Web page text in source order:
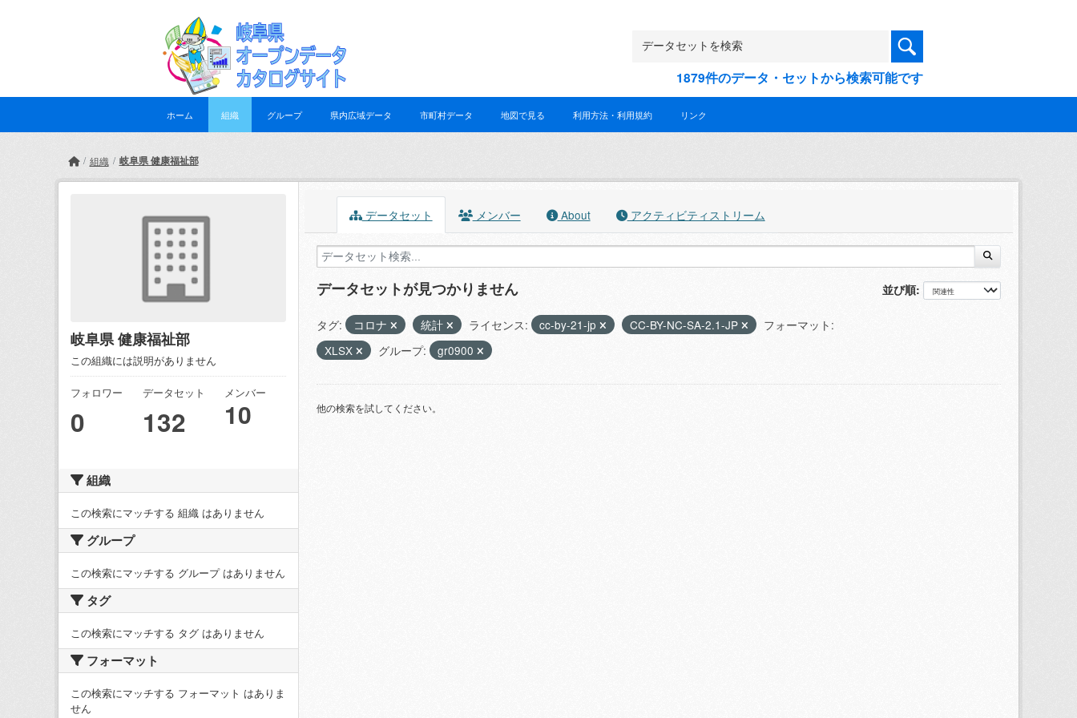
1879件のデータ・セットから検索可能です
ホーム 組織 グループ 県内広域データ 市町村データ 地図で見る 利用方法・利用規約 リンク
組織 岐阜県 健康福祉部
岐阜県 健康福祉部
この組織には説明がありません
フォロワー
0
データセット
132
メンバー
10
組織
この検索にマッチする 組織 はありません
グループ
この検索にマッチする グループ はありません
タグ
この検索にマッチする タグ はありません
フォーマット
この検索にマッチする フォーマット はありま
せん
データセット メンバー About アクティビティストリーム
並び順
データセットが見つかりません
タグ: コロナ 統計 ライセンス: cc-by-21-jp CC-BY-NC-SA-2.1-JP
フォーマット:
XLSX
グループ: gr0900
他の検索を試してください。